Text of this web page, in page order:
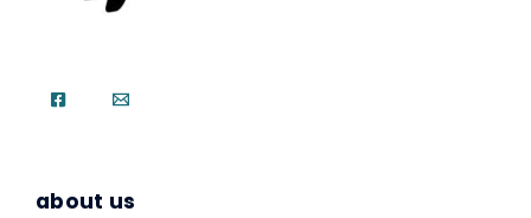
about us